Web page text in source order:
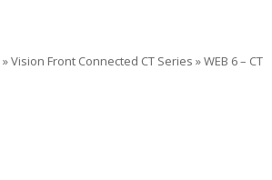
»Vision Front Connected CT Series »WEB 6 – CT